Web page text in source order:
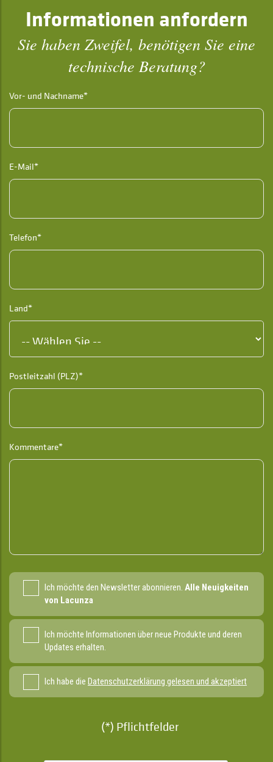
Informationen anfordern
Sie haben Zweifel, benötigen Sie eine
technische Beratung?
Vor- und Nachname*
E-Mail*
Telefon*
Land*
Postleitzahl (PLZ)*
Kommentare*
Ich möchte den Newsletter abonnieren. Alle Neuigkeiten
von Lacunza
Ich möchte Informationen über neue Produkte und deren
Updates erhalten.
Ich habe die Datenschutzerklärung gelesen und akzeptiert
(*) Pflichtfelder